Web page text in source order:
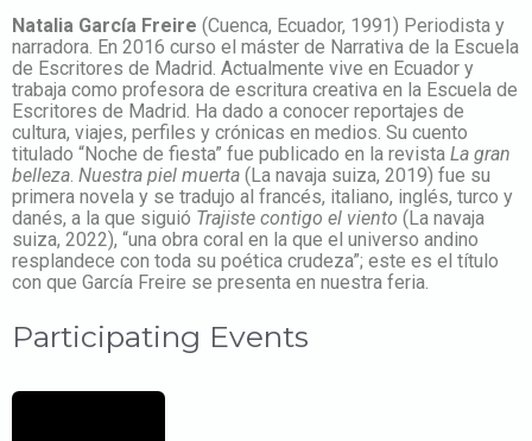
Natalia García Freire (Cuenca, Ecuador, 1991) Periodista y
narradora. En 2016 curso el máster de Narrativa de la Escuela
de Escritores de Madrid. Actualmente vive en Ecuador y
trabaja como profesora de escritura creativa en la Escuela de
Escritores de Madrid. Ha dado a conocer reportajes de
cultura, viajes, perfiles y crónicas en medios. Su cuento
titulado “Noche de fiesta” fue publicado en la revista La gran
belleza Nuestra piel muerta (La navaja suiza, 2019) fue su
primera novela y se tradujo al francés, italiano, inglés, turco y
danés, a la que siguió Trajiste contigo el viento (La navaja
suiza, 2022), “una obra coral en la que el universo andino
resplandece con toda su poética crudeza”; este es el título
con que García Freire se presenta en nuestra feria.
Participating Events